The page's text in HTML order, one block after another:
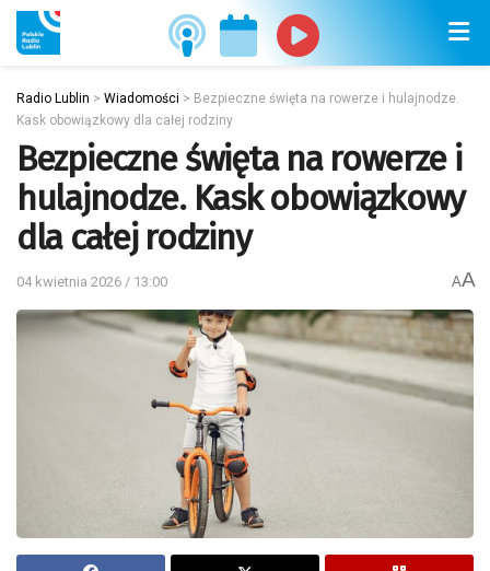
Radio Lublin > Wiadomości > Bezpieczne święta na rowerze i hulajnodze.
Kask obowiązkowy dla całej rodziny
Bezpieczne święta na rowerze i
hulajnodze. Kask obowiązkowy
dla całej rodziny
04 kwietnia 2026 / 13:00 AA